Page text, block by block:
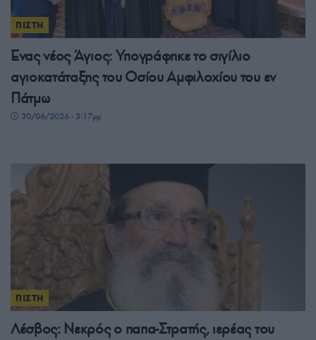
ΠΙΣΤΗ
Ένας νέος Άγιος: Υπογράφηκε το σιγίλιο
αγιοκατάταξης του Οσίου Αμφιλοχίου του εν
Πάτμω
30/06/2026 - 3:17μμ
ΠΙΣΤΗ
Λέσβος: Νεκρός ο παπα-Στρατής, ιερέας του